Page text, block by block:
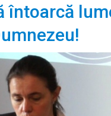
întoarcă